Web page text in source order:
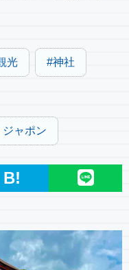
光 神社
ジャポン
B!